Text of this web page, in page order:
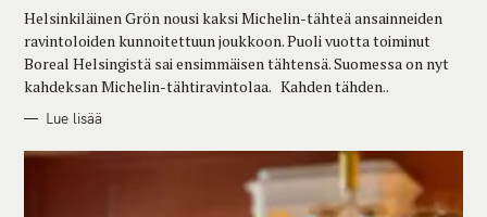
I
S
Helsinkiläinen Grön nousi kaksi Michelin-tähteä ansainneiden
ravintoloiden kunnoitettuun joukkoon. Puoli vuotta toiminut
Boreal Helsingistä sai ensimmäisen tähtensä. Suomessa on nyt
kahdeksan Michelin-tähtiravintolaa. Kahden tähden..
Lue lisää